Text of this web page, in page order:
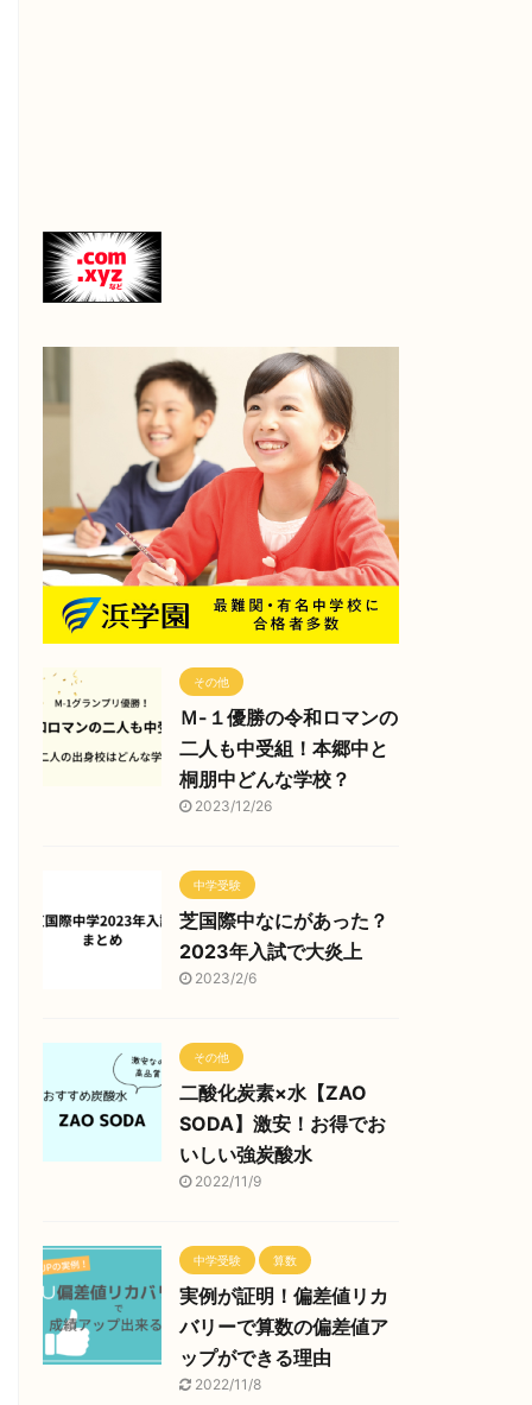
その他
Ｍ-１優勝の令和ロマンの
二人も中受組！本郷中と
桐朋中どんな学校？
2023/12/26
中学受験
芝国際中なにがあった？
2023年入試で大炎上
2023/2/6
その他
二酸化炭素×水【ZAO
SODA】激安！お得でお
いしい強炭酸水
2022/11/9
中学受験 算数
実例が証明！偏差値リカ
バリーで算数の偏差値ア
ップができる理由
2022/11/8